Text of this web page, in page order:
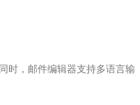
时，邮件编辑器支持多语言输